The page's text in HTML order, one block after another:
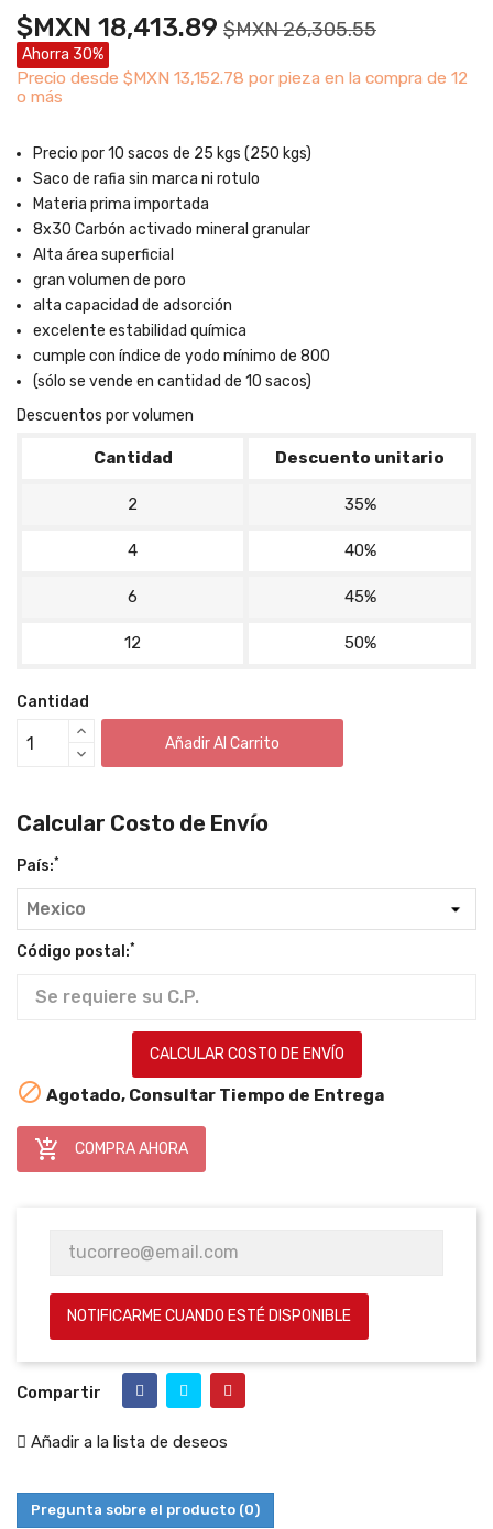
$MXN 18,413.89 $MXN 26,305.55
Ahorra 30%
Precio desde $MXN 13,152.78 por pieza en la compra de 12
o más
Precio por 10 sacos de 25 kgs (250 kgs)
Saco de rafia sin marca ni rotulo
Materia prima importada
8x30 Carbón activado mineral granular
Alta área superficial
gran volumen de poro
alta capacidad de adsorción
excelente estabilidad química
cumple con índice de yodo mínimo de 800
(sólo se vende en cantidad de 10 sacos)
Descuentos por volumen
Cantidad Descuento unitario
2 35%
4 40%
6 45%
12 50%
Cantidad
Añadir Al Carrito
Calcular Costo de Envío
País:*
Código postal:*
CALCULAR COSTO DE ENVÍO
 Agotado, Consultar Tiempo de Entrega
 COMPRA AHORA
NOTIFICARME CUANDO ESTÉ DISPONIBLE
Compartir
Añadir a la lista de deseos
Pregunta sobre el producto (0)